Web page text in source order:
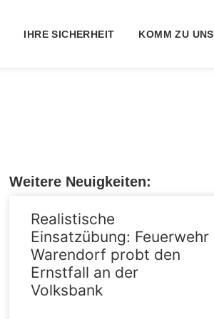
IHRE SICHERHEIT KOMM ZU UNS
Weitere Neuigkeiten:
Realistische
Einsatzübung: Feuerwehr
Warendorf probt den
Ernstfall an der
Volksbank